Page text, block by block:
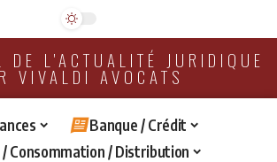
DE L'ACTUALITÉ JURIDIQUE
VIVALDI AVOCATS
Banque / Crédit
Consommation / Distribution